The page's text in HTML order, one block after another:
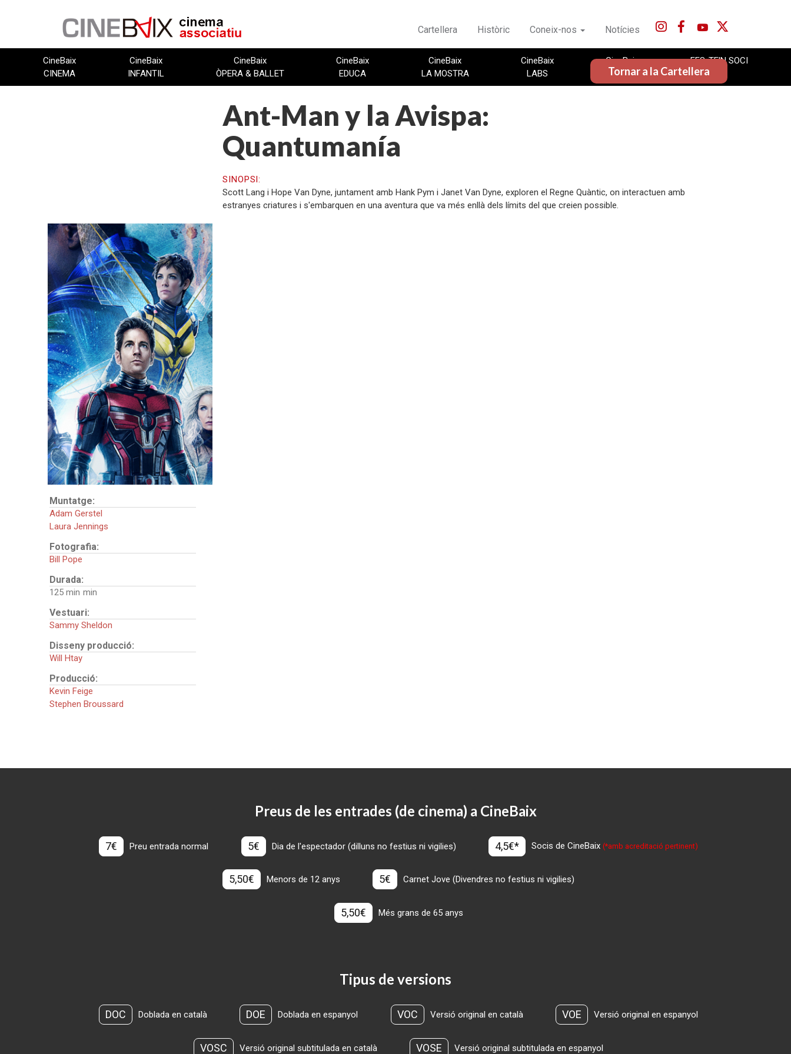
Cartellera Històric Coneix-nos Notícies
CineBaix
CINEMA
CineBaix
INFANTIL
CineBaix
ÒPERA & BALLET
CineBaix
EDUCA
CineBaix
LA MOSTRA
CineBaix
LABS
CineBaix
LLIBRES
FES-TE'N SOCI
Ant-Man y la Avispa:
Quantumanía
Tornar a la Cartellera
FITXA TÈCNICA
Direcció:
Peyton Reed
Intèrprets:
Paul Rudd
Evangeline Lilly
Jonathan Majors
Kathryn Newton
Michelle Pfeiffer
Michael Douglas
Bill Murray
País:
Estats Units
Música:
Christophe Beck
Muntatge:
Adam Gerstel
Laura Jennings
Fotografia:
Bill Pope
Durada:
125 min
Vestuari:
Sammy Sheldon
Disseny producció:
Will Htay
Producció:
Kevin Feige
Stephen Broussard
SINOPSI:
Scott Lang i Hope Van Dyne, juntament amb Hank Pym i Janet Van Dyne, exploren el Regne Quàntic, on interactuen amb
estranyes criatures i s'embarquen en una aventura que va més enllà dels límits del que creien possible.
Preus de les entrades (de cinema) a CineBaix
7€ Preu entrada normal 5€ Dia de l'espectador (dilluns no festius ni vigilies) 4,5€* Socis de CineBaix(*amb acreditació pertinent)
5,50€ Menors de 12 anys 5€ Carnet Jove (Divendres no festius ni vigilies)
5,50€ Més grans de 65 anys
Tipus de versions
DOC Doblada en català DOE Doblada en espanyol VOC Versió original en català VOE Versió original en espanyol
VOSC Versió original subtitulada en català VOSE Versió original subtitulada en espanyol